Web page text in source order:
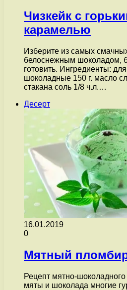
Чизкейк с
карамелью
Изберите из самых
белоснежным шоколадом,
готовить. Ингредиенты:
шоколадные 150 г. масло
стакана соль 1/8 ч.л.…
Десерт
16.01.2019
0
Мятный
Рецепт мятно-
мяты и шоколада многие